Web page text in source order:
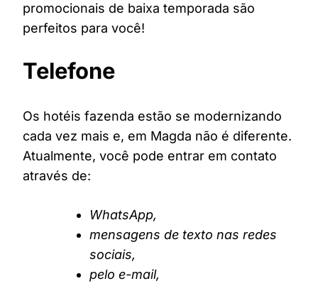
promocionais de baixa temporada são
perfeitos para você!
Telefone
Os hotéis fazenda estão se modernizando
cada vez mais e, em Magda não é diferente.
Atualmente, você pode entrar em contato
através de:
WhatsApp,
mensagens de texto nas redes
sociais,
pelo e-mail,